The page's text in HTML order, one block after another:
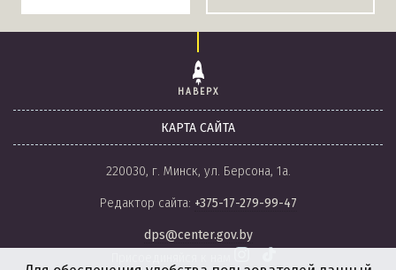
НАВЕРХ
КАРТА САЙТА
220030, г. Минск, ул. Берсона, 1а.
Редактор сайта: +375-17-279-99-47
dps@center.gov.by